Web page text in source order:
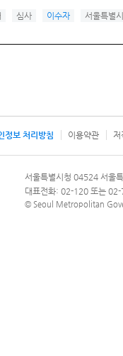
심사 이수자 서울특별
정보 처리방침 이용약관 저
호 120, 120 다산콜재단
서울특별시청 04524 서울
대표전화: 02-120 또는
© Seoul Metropolitan